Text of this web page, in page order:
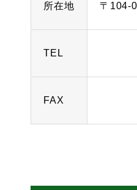
所在地 〒104-
TEL
FAX